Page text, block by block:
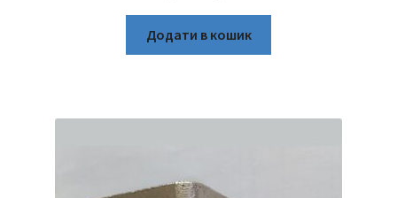
Додати в кошик